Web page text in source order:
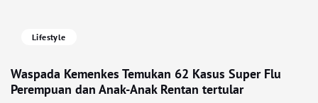
Lifestyle
Waspada Kemenkes Temukan 62 Kasus Super Flu
Perempuan dan Anak-Anak Rentan tertular